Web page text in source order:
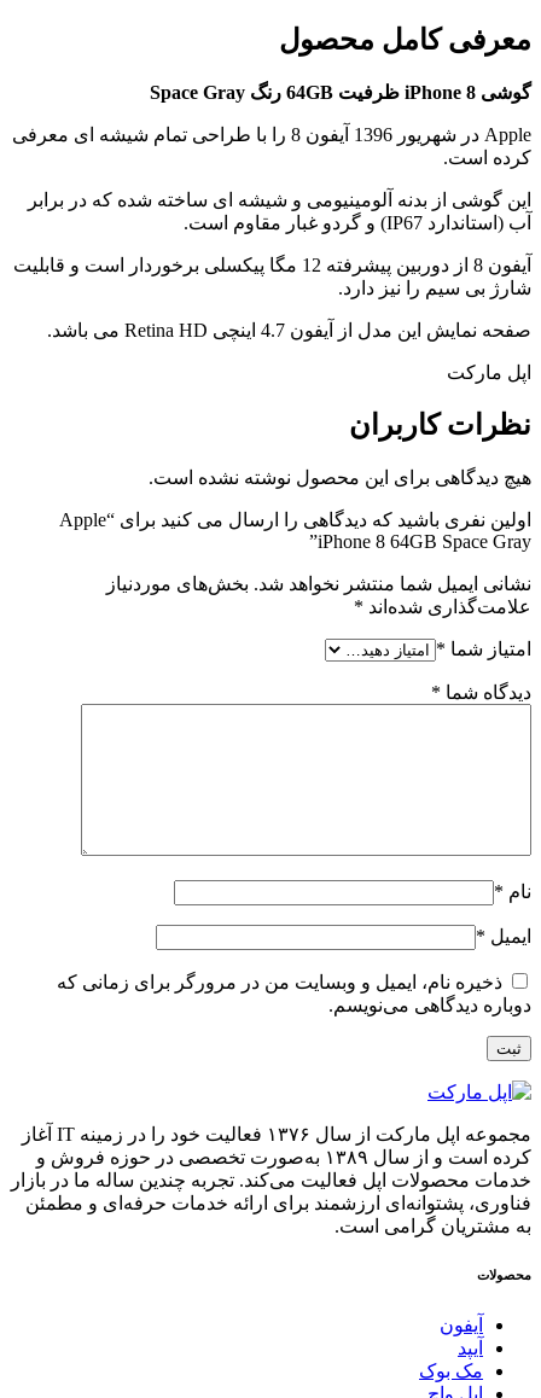
معرفی کامل محصول
گوشی iPhone 8 ظرفیت 64GB رنگ Space Gray
Apple در شهریور 1396 آیفون 8 را با طراحی تمام شیشه ای معرفی
کرده است.
این گوشی از بدنه آلومینیومی و شیشه ای ساخته شده که در برابر
آب (استاندارد IP67) و گردو غبار مقاوم است.
آیفون 8 از دوربین پیشرفته 12 مگا پیکسلی برخوردار است و قابلیت
شارژ بی سیم را نیز دارد.
صفحه نمایش این مدل از آیفون 4.7 اینچی Retina HD می باشد.
اپل مارکت
نظراتکاربران
هیچ دیدگاهی برای این محصول نوشته نشده است.
اولین نفری باشید که دیدگاهی را ارسال می کنید برای “Apple
iPhone 8 64GB Space Gray”
نشانی ایمیل شما منتشر نخواهد شد. بخش‌های موردنیاز
علامت‌گذاری شده‌اند *
امتیاز شما *
دیدگاه شما *
نام *
ایمیل *
ذخیره نام، ایمیل و وبسایت من در مرورگر برای زمانی که
دوباره دیدگاهی می‌نویسم.
مجموعه اپل مارکت از سال ۱۳۷۶ فعالیت خود را در زمینه IT آغاز
کرده است و از سال ۱۳۸۹ به‌صورت تخصصی در حوزه فروش و
خدمات محصولات اپل فعالیت می‌کند. تجربه چندین ساله ما در بازار
فناوری، پشتوانه‌ای ارزشمند برای ارائه خدمات حرفه‌ای و مطمئن
به مشتریان گرامی است.
محصولات
آیفون
آیپد
مک بوک
اپل واچ